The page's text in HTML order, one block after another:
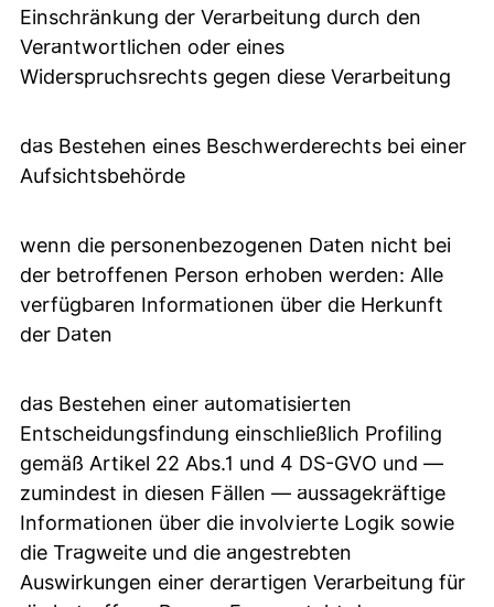
Einschränkung der Verarbeitung durch den
Verantwortlichen oder eines
Widerspruchsrechts gegen diese Verarbeitung
das Bestehen eines Beschwerderechts bei einer
Aufsichtsbehörde
wenn die personenbezogenen Daten nicht bei
der betroffenen Person erhoben werden: Alle
verfügbaren Informationen über die Herkunft
der Daten
das Bestehen einer automatisierten
Entscheidungsfindung einschließlich Profiling
gemäß Artikel 22 Abs.1 und 4 DS-GVO und —
zumindest in diesen Fällen — aussagekräftige
Informationen über die involvierte Logik sowie
die Tragweite und die angestrebten
Auswirkungen einer derartigen Verarbeitung für